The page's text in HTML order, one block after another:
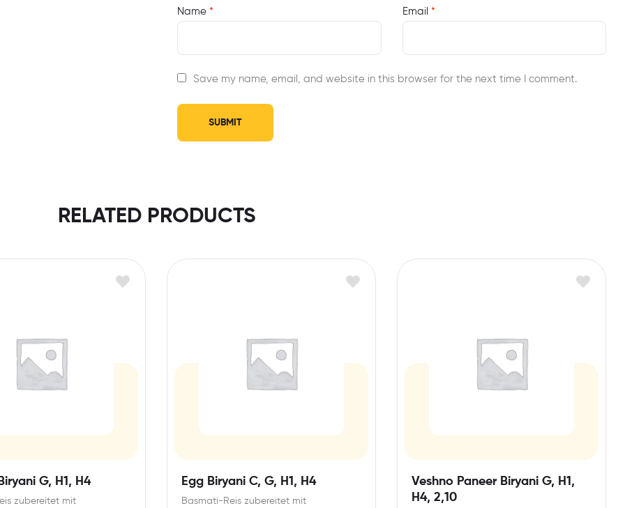
Name * Email *
Save my name, email, and website in this browser for the next time I comment.
RELATED PRODUCTS
G, H1, H4
zubereitet mit
Egg Biryani C, G, H1, H4
Basmati-Reis zubereitet mit
Veshno Paneer Biryani G, H1,
H4, 2,10